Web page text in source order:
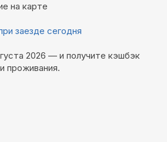
на карте
заезде сегодня
2026 — и получите кэшбэк
проживания.